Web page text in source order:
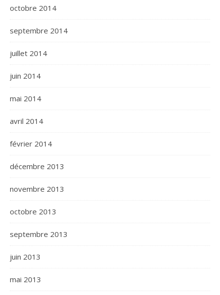
octobre 2014
septembre 2014
juillet 2014
juin 2014
mai 2014
avril 2014
février 2014
décembre 2013
novembre 2013
octobre 2013
septembre 2013
juin 2013
mai 2013